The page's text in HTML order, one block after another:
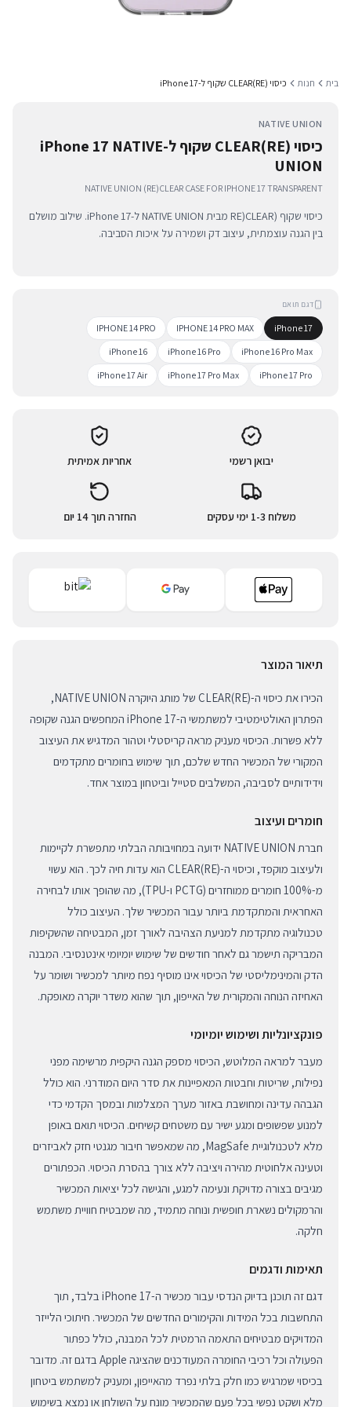
בית חנות כיסוי (RE)CLEAR שקוף ל-iPhone 17
NATIVE UNION
כיסוי (RE)CLEAR שקוף ל-iPhone 17 NATIVE
UNION
NATIVE UNION (RE)CLEAR CASE FOR IPHONE 17 TRANSPARENT
כיסוי שקוף (RE)CLEAR מבית NATIVE UNION ל-iPhone 17. שילוב מושלם
בין הגנה עוצמתית, עיצוב דק ושמירה על איכות הסביבה.
דגם תואם
iPhone 17
IPHONE 14 PRO MAX
IPHONE 14 PRO
iPhone 16 Pro Max
iPhone 16 Pro
iPhone 16
iPhone 17 Pro
iPhone 17 Pro Max
iPhone 17 Air
יבואן רשמי אחריות אמיתית
משלוח 1-3 ימי עסקים החזרה תוך 14 יום
תיאור המוצר
הכירו את כיסוי ה-(RE)CLEAR של מותג היוקרה NATIVE UNION,
הפתרון האולטימטיבי למשתמשי ה-iPhone 17 המחפשים הגנה שקופה
ללא פשרות. הכיסוי מעניק מראה קריסטלי וטהור המדגיש את העיצוב
המקורי של המכשיר החדש שלכם, תוך שימוש בחומרים מתקדמים
וידידותיים לסביבה, המשלבים סטייל וביטחון במוצר אחד.
חומרים ועיצוב
חברת NATIVE UNION ידועה במחויבותה הבלתי מתפשרת לקיימות
ולעיצוב מוקפד, וכיסוי ה-(RE)CLEAR הוא עדות חיה לכך. הוא עשוי
מ-100% חומרים ממוחזרים (PCTG ו-TPU), מה שהופך אותו לבחירה
האחראית והמתקדמת ביותר עבור המכשיר שלך. העיצוב כולל
טכנולוגיה מתקדמת למניעת הצהיבה לאורך זמן, המבטיחה שהשקיפות
המבריקה תישמר גם לאחר חודשים של שימוש יומיומי אינטנסיבי. המבנה
הדק והמינימליסטי של הכיסוי אינו מוסיף נפח מיותר למכשיר ושומר על
האחיזה הנוחה והמקורית של האייפון, תוך שהוא משדר יוקרה מאופקת.
פונקציונליות ושימוש יומיומי
מעבר למראה המלוטש, הכיסוי מספק הגנה היקפית מרשימה מפני
נפילות, שריטות וחבטות המאפיינות את סדר היום המודרני. הוא כולל
הגבהה עדינה ומחושבת באזור מערך המצלמות ובמסך הקדמי כדי
למנוע שפשופים ומגע ישיר עם משטחים קשיחים. הכיסוי תואם באופן
מלא לטכנולוגיית MagSafe, מה שמאפשר חיבור מגנטי חזק לאביזרים
וטעינה אלחוטית מהירה ויציבה ללא צורך בהסרת הכיסוי. הכפתורים
מגיבים בצורה מדויקת ונעימה למגע, והגישה לכל יציאות המכשיר
והרמקולים נשארת חופשית ונוחה מתמיד, מה שמבטיח חוויית משתמש
חלקה.
תאימות ודגמים
דגם זה תוכנן בדיוק הנדסי עבור מכשיר ה-iPhone 17 בלבד, תוך
התחשבות בכל המידות והקימורים החדשים של המכשיר. חיתוכי הלייזר
המדויקים מבטיחים התאמה הרמטית לכל המבנה, כולל כפתור
הפעולה וכל רכיבי החומרה המעודכנים שהציגה Apple בדגם זה. מדובר
בכיסוי שמרגיש כמו חלק בלתי נפרד מהאייפון, ומעניק למשתמש ביטחון
מלא ושקט נפשי בכל פעם שהמכשיר מונח על השולחן או נמצא בשימוש